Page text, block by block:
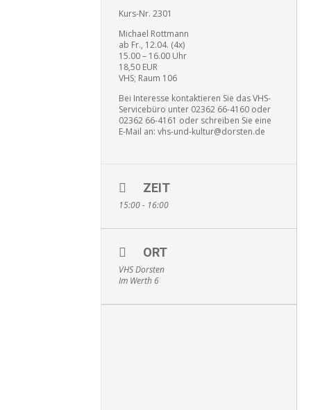
Kurs-Nr. 2301
Michael Rottmann
ab Fr., 12.04. (4x)
15.00 – 16.00 Uhr
18,50 EUR
VHS; Raum 106
Bei Interesse kontaktieren Sie das VHS-
Servicebüro unter 02362 66-4160 oder
02362 66-4161 oder schreiben Sie eine
E-Mail an: vhs-und-kultur@dorsten.de
ZEIT
15:00 - 16:00
ORT
VHS Dorsten
Im Werth 6